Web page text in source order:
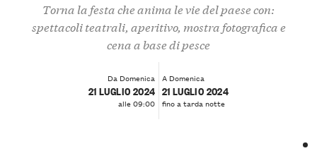
Torna la festa che anima le vie del paese con:
spettacoli teatrali, aperitivo, mostra fotografica e
cena a base di pesce
Da Domenica
21 LUGLIO 2024
alle 09:00
A Domenica
21 LUGLIO 2024
fino a tarda notte